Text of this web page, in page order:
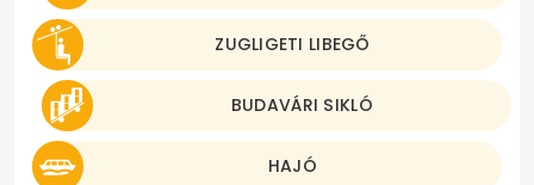
ZUGLIGETI LIBEGŐ
BUDAVÁRI SIKLÓ
HAJÓ